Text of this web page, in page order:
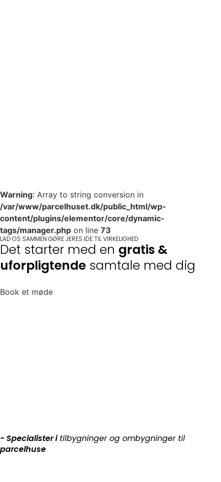
Warning: Array to string conversion in
/var/www/parcelhuset.dk/public_html/wp-
content/plugins/elementor/core/dynamic-
tags/manager.php on line 73
LAD OS SAMMEN GØRE JERES IDE TIL VIRKELIGHED
Det starter med en gratis &
uforpligtende samtale med dig
Book et møde
- Specialister itilbygninger og ombygninger til
parcelhuse